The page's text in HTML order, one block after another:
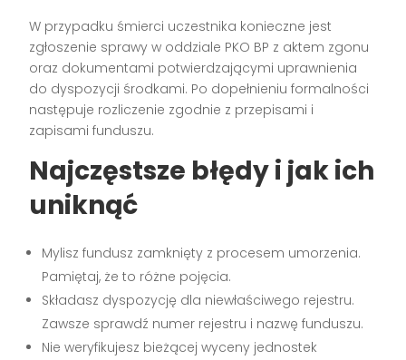
W przypadku śmierci uczestnika konieczne jest
zgłoszenie sprawy w oddziale PKO BP z aktem zgonu
oraz dokumentami potwierdzającymi uprawnienia
do dyspozycji środkami. Po dopełnieniu formalności
następuje rozliczenie zgodnie z przepisami i
zapisami funduszu.
Najczęstsze błędy i jak ich
uniknąć
Mylisz fundusz zamknięty z procesem umorzenia.
Pamiętaj, że to różne pojęcia.
Składasz dyspozycję dla niewłaściwego rejestru.
Zawsze sprawdź numer rejestru i nazwę funduszu.
Nie weryfikujesz bieżącej wyceny jednostek